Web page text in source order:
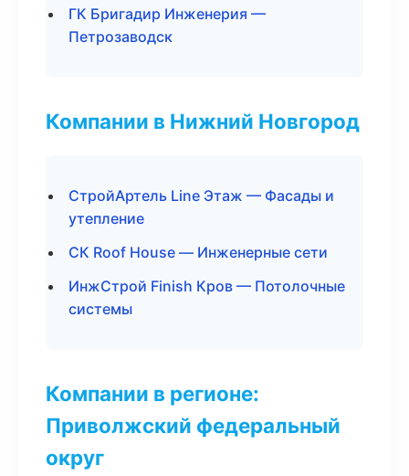
ГК Бригадир Инженерия —
Петрозаводск
Компании в Нижний Новгород
СтройАртель Line Этаж — Фасады и
утепление
СК Roof House — Инженерные сети
ИнжСтрой Finish Кров — Потолочные
системы
Компании в регионе:
Приволжский федеральный
округ